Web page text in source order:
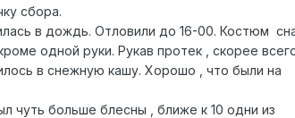
сбора.
в дождь. Отловили до 16-00. Костюм
одной руки. Рукав протек , скорее
в снежную кашу. Хорошо , что были на
чуть больше блесны , ближе к 10 одни из